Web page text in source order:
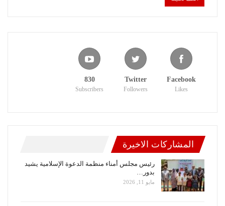
Facebook
Likes
Twitter
Followers
830
Subscribers
المشاركات الاخيرة
رئيس مجلس أمناء منظمة الدعوة الإسلامية يشيد
بدور…
مايو 11, 2026